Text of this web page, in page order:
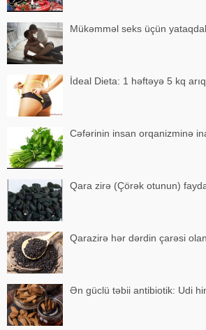
Mükəmməl seks üçün
İdeal Dieta: 1 həftəyə 5 kq
Cəfərinin insan orqanizminə
Qara zirə (Çörək otunun)
Qarazirə hər dərdin çarəsi
Ən güclü təbii antibiotik: Udi